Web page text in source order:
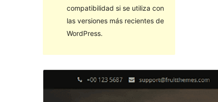
compatibilidad si se utiliza con
las versiones más recientes de
WordPress.